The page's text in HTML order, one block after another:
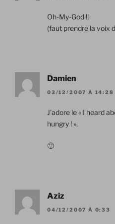
Oh-My-God !!
(faut prendre la voix
Damien
03/12/2007 À 14:28
J’adore le « I heard
hungry ! ».
🙂
Aziz
04/12/2007 À 0:33